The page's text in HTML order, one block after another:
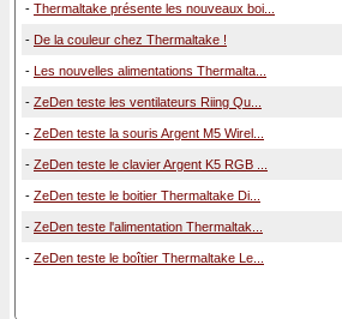
- Thermaltake présente les nouveaux boi...
- De la couleur chez Thermaltake !
- Les nouvelles alimentations Thermalta...
- ZeDen teste les ventilateurs Riing Qu...
- ZeDen teste la souris Argent M5 Wirel...
- ZeDen teste le clavier Argent K5 RGB ...
- ZeDen teste le boitier Thermaltake Di...
- ZeDen teste l'alimentation Thermaltak...
- ZeDen teste le boîtier Thermaltake Le...